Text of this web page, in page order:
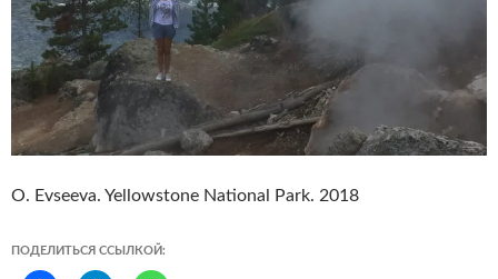
O. Evseeva. Yellowstone National Park. 2018
ПОДЕЛИТЬСЯ ССЫЛКОЙ: